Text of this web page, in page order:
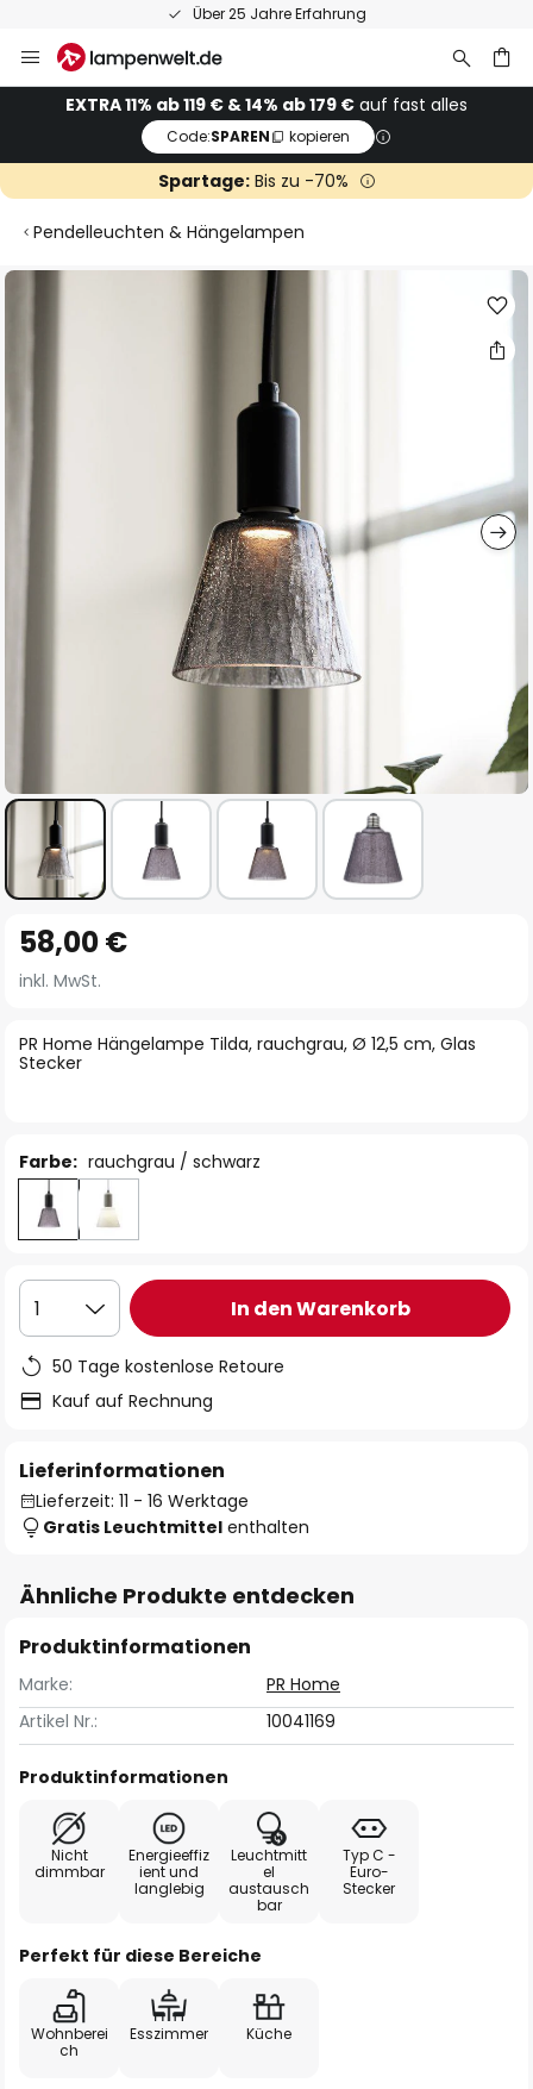
Über 25 Jahre Erfahrung
Inhalt
springenEXTRA 11% ab 119 € & 14% ab 179 € auf fast alles
Code:SPAREN kopieren
Spartage:Bis zu -70%
Pendelleuchten & Hängelampen
Zum
Anfang
der
springen
PR Home Hängelampe Tilda, rauchgrau, Ø 12,5 cm, Glas
Stecker
58,00 €
inkl. MwSt.
Farbe: rauchgrau / schwarz
1 In den Warenkorb
50 Tage kostenlose Retoure
Kauf auf Rechnung
Lieferinformationen
Lieferzeit: 11 - 16 Werktage
Gratis Leuchtmittel enthalten
Ähnliche Produkte entdecken
Produktinformationen
Marke:
PR Home
Artikel Nr.:
10041169
Produktinformationen
Nicht
dimmbar
Energieeffiz
ient und
langlebig
Leuchtmitt
el
austausch
bar
Typ C -
Euro-
Stecker
Perfekt für diese Bereiche
Wohnberei
ch
Esszimmer Küche